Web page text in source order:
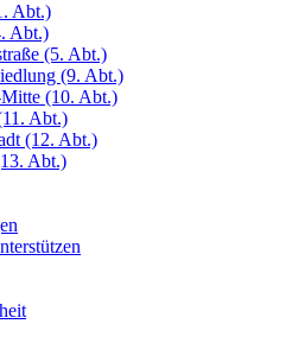
Abt.)
Abt.)
(5. Abt.)
(9. Abt.)
(10. Abt.)
Abt.)
(12. Abt.)
Abt.)